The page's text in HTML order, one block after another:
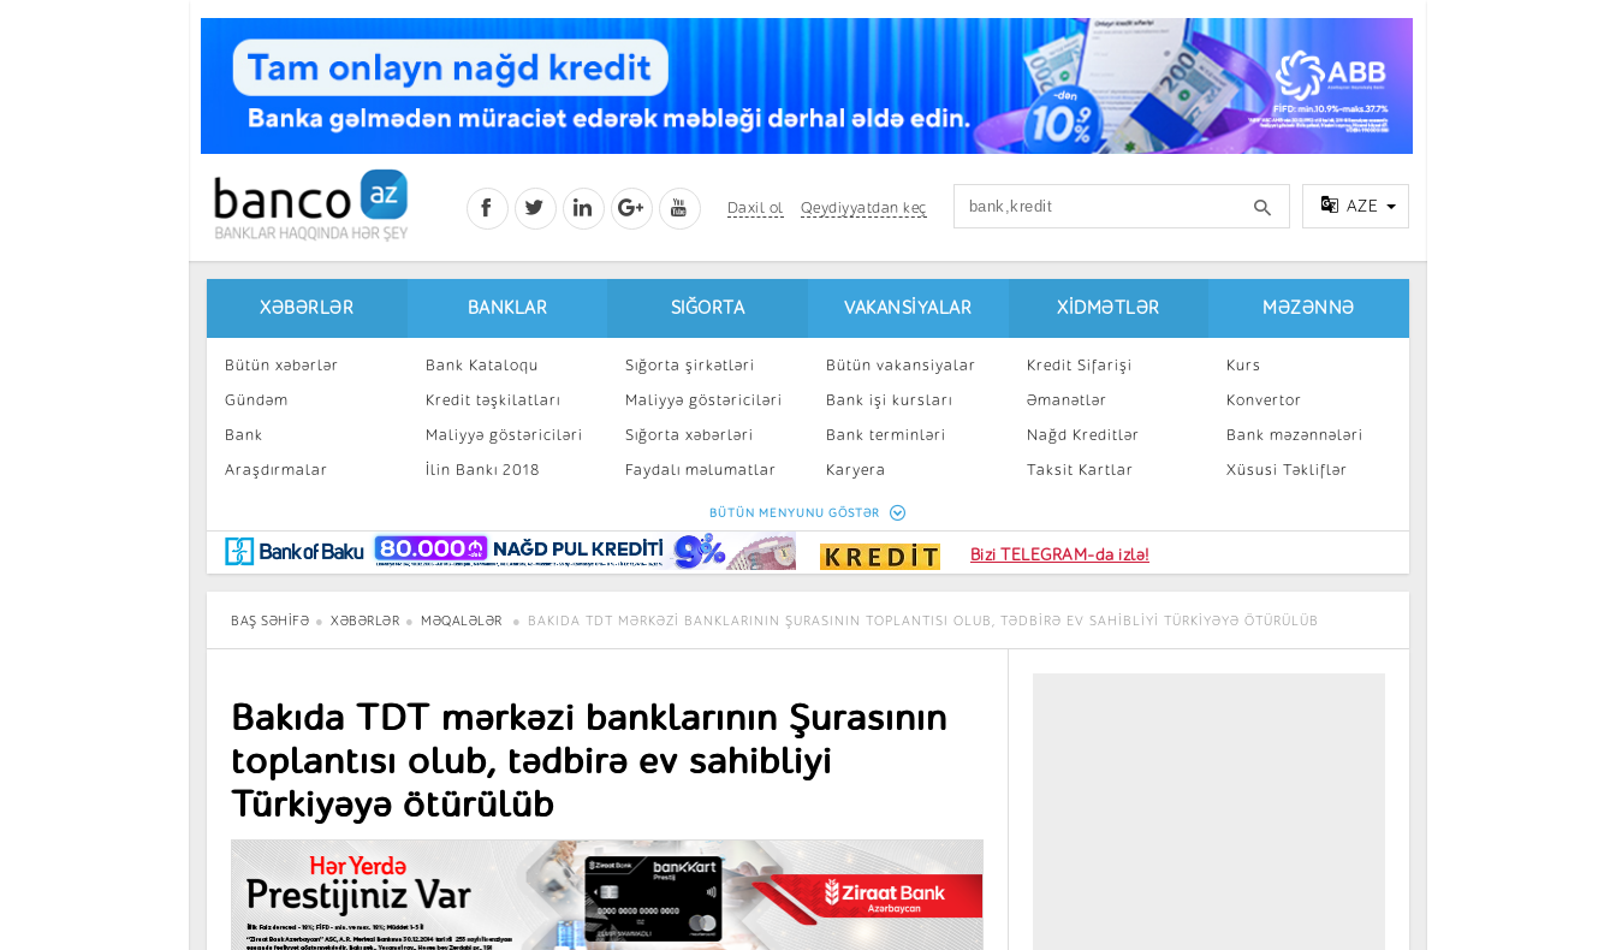
Daxil ol Qeydiyyatdan keç AZE
XƏBƏRLƏR
Bütün xəbərlər
Gündəm
Bank
Araşdırmalar
Maraqlı
BancoTV
Müsahibə
BANKLAR
Bank Kataloqu
Kredit təşkilatları
Maliyyə göstəriciləri
İlin Bankı 2018
SIĞORTA
Sığorta şirkətləri
Maliyyə göstəriciləri
Sığorta xəbərləri
Faydalı məlumatlar
Sığorta kalkulyatoru
VAKANSIYALAR
Bütün vakansiyalar
Bank işi kursları
Bank terminləri
Karyera
Peşakar inkişaf
XIDMƏTLƏR
Kredit Sifarişi
Əmanətlər
Nağd Kreditlər
Taksit Kartlar
Kart sifarişi
MƏZƏNNƏ
Kurs
Konvertor
Bank məzənnələri
Xüsusi Təkliflər
BÜTÜN MENYUNU GÖSTƏR
Bizi TELEGRAM-da izlə!
BAŞ SƏHIFƏ XƏBƏRLƏR MƏQALƏLƏR BAKIDA TDT MƏRKƏZI BANKLARININ ŞURASININ TOPLANTISI OLUB, TƏDBIRƏ EV SAHIBLIYI TÜRKIYƏYƏ ÖTÜRÜLÜB
Bakıda TDT mərkəzi banklarının Şurasının
toplantısı olub, tədbirə ev sahibliyi
Türkiyəyə ötürülüb